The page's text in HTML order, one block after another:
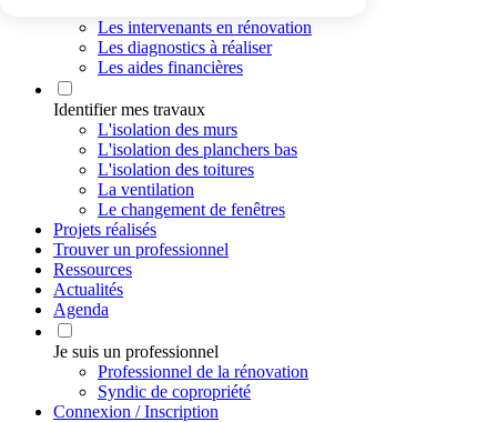
Les intervenants en rénovation
Les diagnostics à réaliser
Les aides financières
Identifier mes travaux
L'isolation des murs
L'isolation des planchers bas
L'isolation des toitures
La ventilation
Le changement de fenêtres
Projets réalisés
Trouver un professionnel
Ressources
Actualités
Agenda
Je suis un professionnel
Professionnel de la rénovation
Syndic de copropriété
Connexion / Inscription